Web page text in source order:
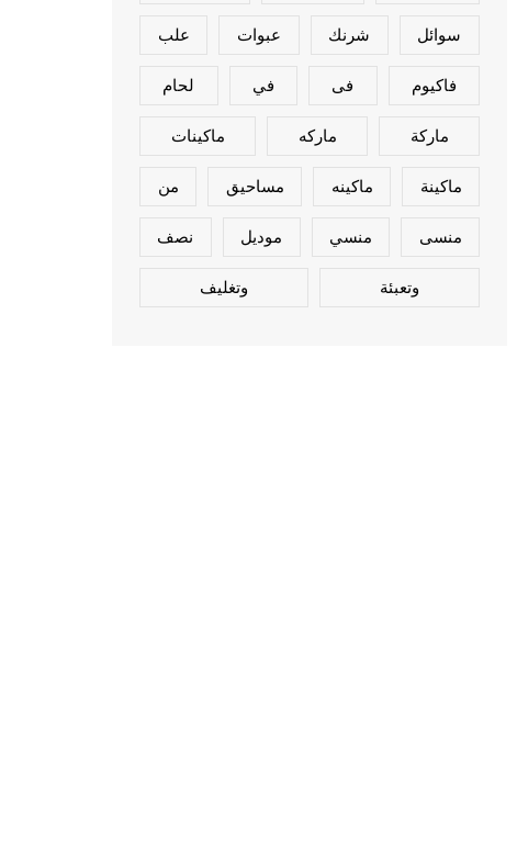
سوائل شرنك عبوات علب
فاكيوم فى في لحام
ماركة ماركه ماكينات
ماكينة ماكينه مساحيق من
منسى منسي موديل نصف
وتعبئة وتغليف